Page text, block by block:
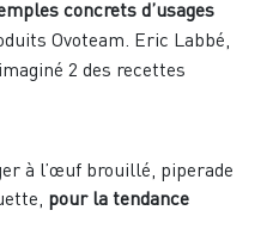
concrets d’usages
Ovoteam. Eric Labbé,
2 des recettes
à l’œuf brouillé, piperade
pour la tendance